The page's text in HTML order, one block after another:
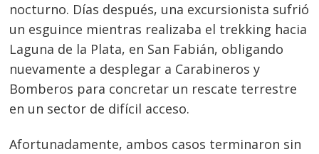
nocturno. Días después, una excursionista sufrió
un esguince mientras realizaba el trekking hacia
Laguna de la Plata, en San Fabián, obligando
nuevamente a desplegar a Carabineros y
Bomberos para concretar un rescate terrestre
en un sector de difícil acceso.
Afortunadamente, ambos casos terminaron sin